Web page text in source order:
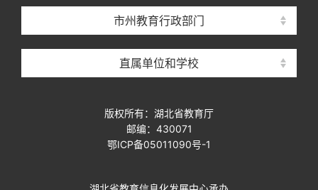
市州教育行政部门
直属单位和学校
版权所有：湖北省教育厅
邮编：430071
鄂ICP备05011090号-1